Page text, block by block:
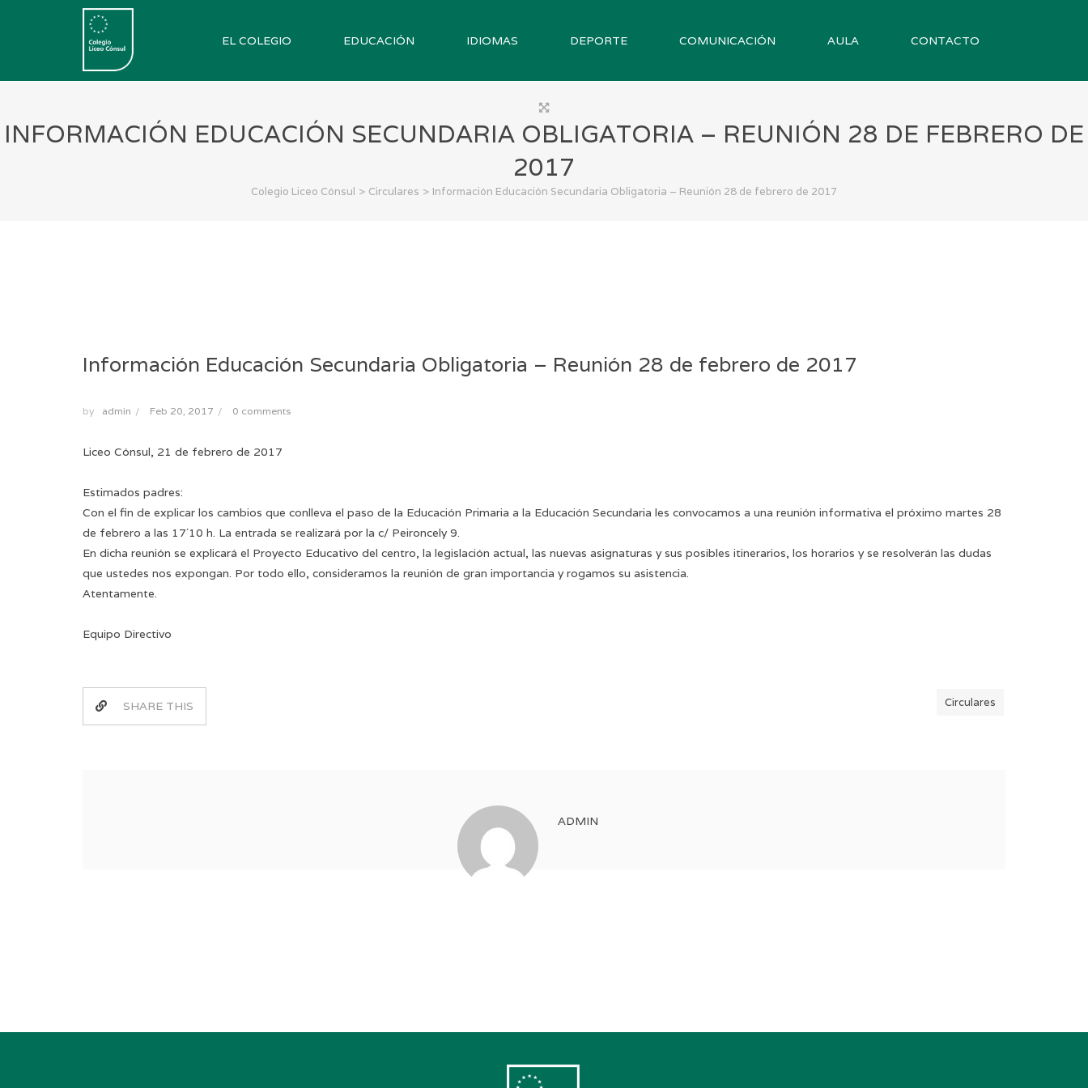
EL COLEGIO EDUCACIÓN IDIOMAS DEPORTE COMUNICACIÓN AULA CONTACTO
INFORMACIÓN EDUCACIÓN SECUNDARIA OBLIGATORIA – REUNIÓN 28 DE FEBRERO DE
2017
Colegio Liceo Cónsul > Circulares > Información Educación Secundaria Obligatoria – Reunión 28 de febrero de 2017
Información Educación Secundaria Obligatoria – Reunión 28 de febrero de 2017
by admin / Feb 20, 2017 / 0 comments
Liceo Cónsul, 21 de febrero de 2017
Estimados padres:
Con el fin de explicar los cambios que conlleva el paso de la Educación Primaria a la Educación Secundaria les convocamos a una reunión informativa el próximo martes 28
de febrero a las 17´10 h. La entrada se realizará por la c/ Peironcely 9.
En dicha reunión se explicará el Proyecto Educativo del centro, la legislación actual, las nuevas asignaturas y sus posibles itinerarios, los horarios y se resolverán las dudas
que ustedes nos expongan. Por todo ello, consideramos la reunión de gran importancia y rogamos su asistencia.
Atentamente.
Equipo Directivo
SHARE THIS Circulares
ADMIN